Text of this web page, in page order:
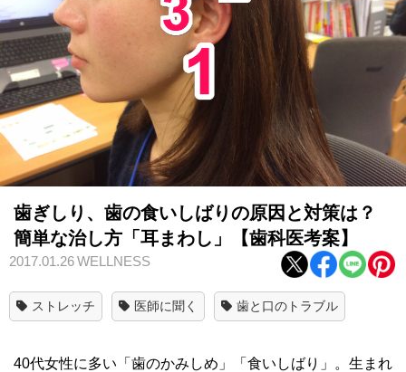
歯ぎしり、歯の食いしばりの原因と対策は？
簡単な治し方「耳まわし」【歯科医考案】
2017.01.26WELLNESS
ストレッチ 医師に聞く 歯と口のトラブル
40代女性に多い「歯のかみしめ」「食いしばり」。生まれ